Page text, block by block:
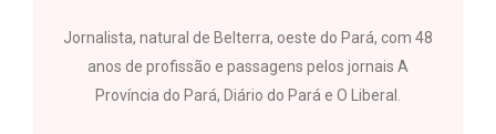
Jornalista, natural de Belterra, oeste do Pará, com 48
anos de profissão e passagens pelos jornais A
Província do Pará, Diário do Pará e O Liberal.